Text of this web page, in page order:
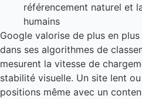
référencement naturel et
humains
Google valorise de plus en
dans ses algorithmes de
mesurent la vitesse de
stabilité visuelle. Un site lent
positions même avec un